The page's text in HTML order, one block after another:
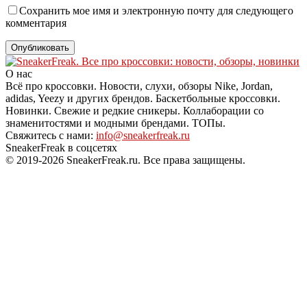
Сохранить мое имя и электронную почту для следующего
комментария
О нас
Всё про кроссовки. Новости, слухи, обзоры Nike, Jordan,
adidas, Yeezy и других брендов. Баскетбольные кроссовки.
Новинки. Свежие и редкие сникеры. Коллаборации со
знаменитостями и модными брендами. ТОПы.
Свяжитесь с нами: info@sneakerfreak.ru
SneakerFreak в соцсетях
© 2019-2026 SneakerFreak.ru. Все права защищены.